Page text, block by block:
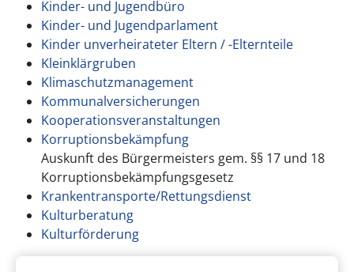
Kinder- und Jugendbüro
Kinder- und Jugendparlament
Kinder unverheirateter Eltern / -Elternteile
Kleinklärgruben
Klimaschutzmanagement
Kommunalversicherungen
Kooperationsveranstaltungen
Korruptionsbekämpfung
Auskunft des Bürgermeisters gem. §§ 17 und 18
Korruptionsbekämpfungsgesetz
Krankentransporte/Rettungsdienst
Kulturberatung
Kulturförderung